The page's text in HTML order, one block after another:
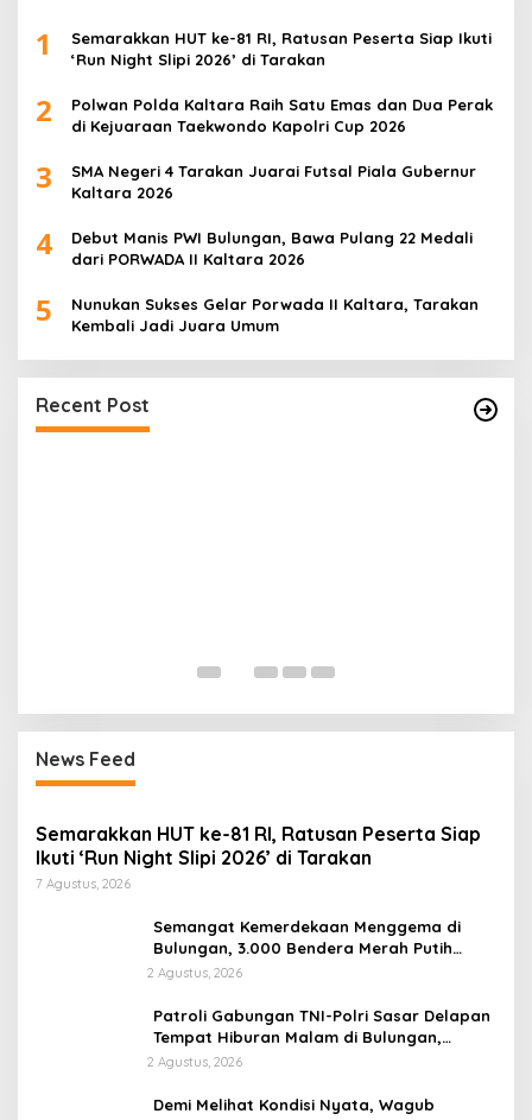
1
Semarakkan HUT ke-81 RI, Ratusan Peserta Siap Ikuti
‘Run Night Slipi 2026’ di Tarakan
2
Polwan Polda Kaltara Raih Satu Emas dan Dua Perak
di Kejuaraan Taekwondo Kapolri Cup 2026
3
SMA Negeri 4 Tarakan Juarai Futsal Piala Gubernur
Kaltara 2026
4
Debut Manis PWI Bulungan, Bawa Pulang 22 Medali
dari PORWADA II Kaltara 2026
5
Nunukan Sukses Gelar Porwada II Kaltara, Tarakan
Kembali Jadi Juara Umum
Recent Post
Dari Pelatihan ke Lahan, Petani Long Buang
News Feed
Semarakkan HUT ke-81 RI, Ratusan Peserta Siap
Ikuti ‘Run Night Slipi 2026’ di Tarakan
7 Agustus, 2026
Semangat Kemerdekaan Menggema di
Bulungan, 3.000 Bendera Merah Putih
Dibagikan di Tanjung Palas
2 Agustus, 2026
Patroli Gabungan TNI-Polri Sasar Delapan
Tempat Hiburan Malam di Bulungan,
Situasi Kondusif
2 Agustus, 2026
Demi Melihat Kondisi Nyata, Wagub